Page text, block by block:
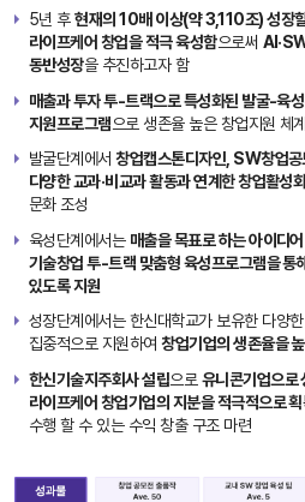
교
육
콘
텐
츠
자
AI
·S
W
활
용
능
력
을
강
화
하
는
신
A
B
C
전
AI
·S
W
활
을
촉
진
하
신
A
B
LE
지
사
노
인
인
5년 후현재의 10배 이상(약 3,110조) 성장
라이프케어 창업을 적극 육성함으로써
동반성장을 추진하고자 함
매출과 투자 투-트랙으로 특성화된 발굴-육
지원프로그램으로 생존율 높은 창업지원 체
발굴단계에서창업캡스톤디자인, SW창업
다양한 교과·비교과 활동과 연계한 창업활성
문화 조성
육성단계에서는 매출을 목표로 하는 아이디
기술창업 투-트랙 맞춤형 육성프로그램을 통
있도록 지원
성장단계에서는 한신대학교가 보유한 다양
집중적으로 지원하여창업기업의 생존율을
한신기술지주회사 설립으로 유니콘기업으로
라이프케어 창업기업의 지분을 적극적으로
수행 할 수 있는 수익 창출 구조 마련